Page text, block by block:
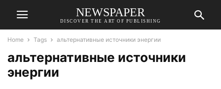
NEWSPAPER
DISCOVER THE ART OF PUBLISHING
Home Tags альтернативные источники энергии
альтернативные источники
энергии